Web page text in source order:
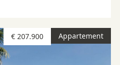
Appartement
€ 207.900